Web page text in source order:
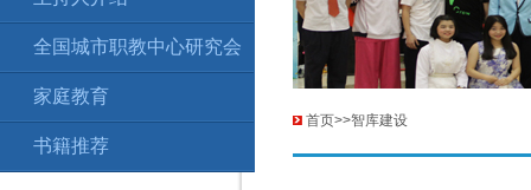
全国城市职教中心研究会 智库建设 全国城市职
家庭教育
书籍推荐
首页>>智库建设